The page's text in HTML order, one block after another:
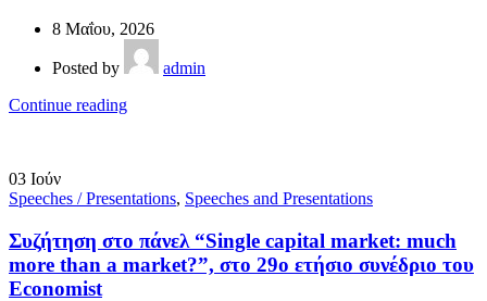
8 Μαΐου, 2026
Posted by
admin
Continue reading
03 Ιούν
Speeches / Presentations, Speeches and Presentations
Συζήτηση στο πάνελ “Single capital market: much
more than a market?”, στο 29ο ετήσιο συνέδριο του
Economist